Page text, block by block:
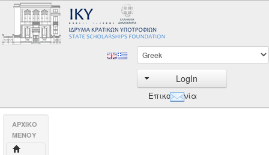
LogIn
Επικοινωνία
AΡΧΙΚΟ
ΜΕΝΟΥ